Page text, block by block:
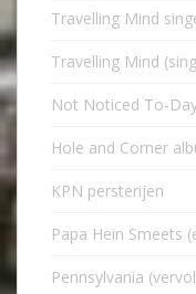
Travelling Mind
Travelling Mind
Not Noticed To-
Hole and Corner
KPN persterijen
Papa Hein Smeets
Pennsylvania